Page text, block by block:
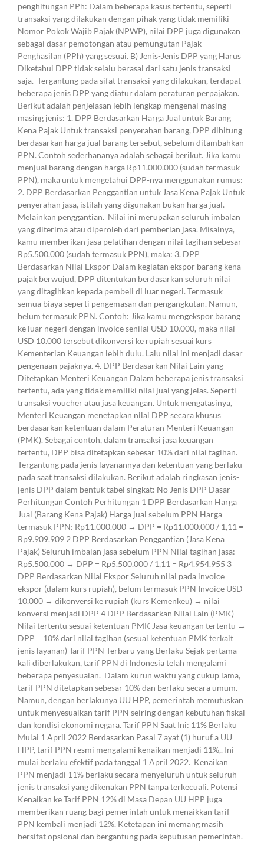
penghitungan PPh: Dalam beberapa kasus tertentu, seperti
transaksi yang dilakukan dengan pihak yang tidak memiliki
Nomor Pokok Wajib Pajak (NPWP), nilai DPP juga digunakan
sebagai dasar pemotongan atau pemungutan Pajak
Penghasilan (PPh) yang sesuai. B) Jenis-Jenis DPP yang Harus
Diketahui DPP tidak selalu berasal dari satu jenis transaksi
saja. Tergantung pada sifat transaksi yang dilakukan, terdapat
beberapa jenis DPP yang diatur dalam peraturan perpajakan.
Berikut adalah penjelasan lebih lengkap mengenai masing-
masing jenis: 1. DPP Berdasarkan Harga Jual untuk Barang
Kena Pajak Untuk transaksi penyerahan barang, DPP dihitung
berdasarkan harga jual barang tersebut, sebelum ditambahkan
PPN. Contoh sederhananya adalah sebagai berikut. Jika kamu
menjual barang dengan harga Rp11.000.000 (sudah termasuk
PPN), maka untuk mengetahui DPP-nya menggunakan rumus:
2. DPP Berdasarkan Penggantian untuk Jasa Kena Pajak Untuk
penyerahan jasa, istilah yang digunakan bukan harga jual.
Melainkan penggantian. Nilai ini merupakan seluruh imbalan
yang diterima atau diperoleh dari pemberian jasa. Misalnya,
kamu memberikan jasa pelatihan dengan nilai tagihan sebesar
Rp5.500.000 (sudah termasuk PPN), maka: 3. DPP
Berdasarkan Nilai Ekspor Dalam kegiatan ekspor barang kena
pajak berwujud, DPP ditentukan berdasarkan seluruh nilai
yang ditagihkan kepada pembeli di luar negeri. Termasuk
semua biaya seperti pengemasan dan pengangkutan. Namun,
belum termasuk PPN. Contoh: Jika kamu mengekspor barang
ke luar negeri dengan invoice senilai USD 10.000, maka nilai
USD 10.000 tersebut dikonversi ke rupiah sesuai kurs
Kementerian Keuangan lebih dulu. Lalu nilai ini menjadi dasar
pengenaan pajaknya. 4. DPP Berdasarkan Nilai Lain yang
Ditetapkan Menteri Keuangan Dalam beberapa jenis transaksi
tertentu, ada yang tidak memiliki nilai jual yang jelas. Seperti
transaksi voucher atau jasa keuangan. Untuk mengatasinya,
Menteri Keuangan menetapkan nilai DPP secara khusus
berdasarkan ketentuan dalam Peraturan Menteri Keuangan
(PMK). Sebagai contoh, dalam transaksi jasa keuangan
tertentu, DPP bisa ditetapkan sebesar 10% dari nilai tagihan.
Tergantung pada jenis layanannya dan ketentuan yang berlaku
pada saat transaksi dilakukan. Berikut adalah ringkasan jenis-
jenis DPP dalam bentuk tabel singkat: No Jenis DPP Dasar
Perhitungan Contoh Perhitungan 1 DPP Berdasarkan Harga
Jual (Barang Kena Pajak) Harga jual sebelum PPN Harga
termasuk PPN: Rp11.000.000 → DPP = Rp11.000.000 / 1,11 =
Rp9.909.909 2 DPP Berdasarkan Penggantian (Jasa Kena
Pajak) Seluruh imbalan jasa sebelum PPN Nilai tagihan jasa:
Rp5.500.000 → DPP = Rp5.500.000 / 1,11 = Rp4.954.955 3
DPP Berdasarkan Nilai Ekspor Seluruh nilai pada invoice
ekspor (dalam kurs rupiah), belum termasuk PPN Invoice USD
10.000 → dikonversi ke rupiah (kurs Kemenkeu) → nilai
konversi menjadi DPP 4 DPP Berdasarkan Nilai Lain (PMK)
Nilai tertentu sesuai ketentuan PMK Jasa keuangan tertentu →
DPP = 10% dari nilai tagihan (sesuai ketentuan PMK terkait
jenis layanan) Tarif PPN Terbaru yang Berlaku Sejak pertama
kali diberlakukan, tarif PPN di Indonesia telah mengalami
beberapa penyesuaian. Dalam kurun waktu yang cukup lama,
tarif PPN ditetapkan sebesar 10% dan berlaku secara umum.
Namun, dengan berlakunya UU HPP, pemerintah memutuskan
untuk menyesuaikan tarif PPN seiring dengan kebutuhan fiskal
dan kondisi ekonomi negara. Tarif PPN Saat Ini: 11% Berlaku
Mulai 1 April 2022 Berdasarkan Pasal 7 ayat (1) huruf a UU
HPP, tarif PPN resmi mengalami kenaikan menjadi 11%,. Ini
mulai berlaku efektif pada tanggal 1 April 2022. Kenaikan
PPN menjadi 11% berlaku secara menyeluruh untuk seluruh
jenis transaksi yang dikenakan PPN tanpa terkecuali. Potensi
Kenaikan ke Tarif PPN 12% di Masa Depan UU HPP juga
memberikan ruang bagi pemerintah untuk menaikkan tarif
PPN kembali menjadi 12%. Ketetapan ini memang masih
bersifat opsional dan bergantung pada keputusan pemerintah.